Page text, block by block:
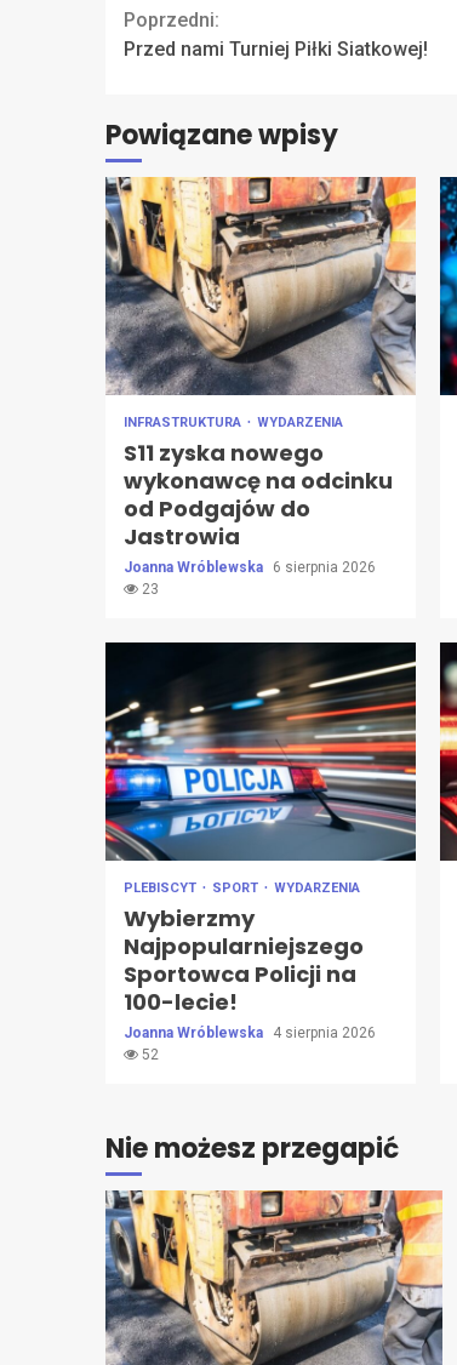
Continue
Poprzedni:
Przed nami Turniej Piłki Siatkowej!
Powiązane wpisy
INFRASTRUKTURA WYDARZENIA
S11 zyska nowego
wykonawcę na odcinku
od Podgajów do
Jastrowia
Joanna Wróblewska
6 sierpnia 2026
23
PLEBISCYT SPORT WYDARZENIA
Wybierzmy
Najpopularniejszego
Sportowca Policji na
100-lecie!
Joanna Wróblewska
4 sierpnia 2026
52
Nie możesz przegapić